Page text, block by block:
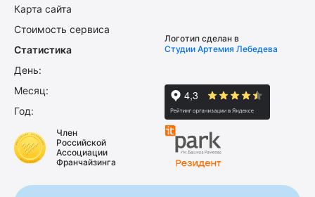
Карта сайта
Стоимость сервиса
Статистика
День:
Месяц:
Год:
Логотип сделан в
Студии Артемия Лебедева
Член
Российской
Ассоциации
Франчайзинга